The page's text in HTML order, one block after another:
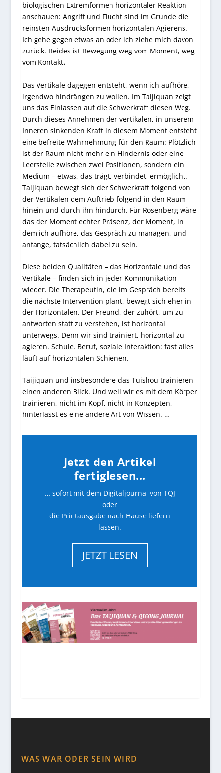
biologischen Extremformen horizontaler Reaktion
anschauen: Angriff und Flucht sind im Grunde die
reinsten Ausdrucksformen horizontalen Agierens.
Ich gehe gegen etwas an oder ich ziehe mich davon
zurück. Beides ist Bewegung weg vom Moment, weg
vom Kontakt.
Das Vertikale dagegen entsteht, wenn ich aufhöre,
irgendwo hindrängen zu wollen. Im Taijiquan zeigt
uns das Einlassen auf die Schwerkraft diesen Weg.
Durch dieses Annehmen der vertikalen, in unserem
Inneren sinkenden Kraft in diesem Moment entsteht
eine befreite Wahrnehmung für den Raum: Plötzlich
ist der Raum nicht mehr ein Hindernis oder eine
Leerstelle zwischen zwei Positionen, sondern ein
Medium – etwas, das trägt, verbindet, ermöglicht.
Taijiquan bewegt sich der Schwerkraft folgend von
der Vertikalen dem Auftrieb folgend in den Raum
hinein und durch ihn hindurch. Für Rosenberg wäre
das der Moment echter Präsenz, der Moment, in
dem ich aufhöre, das Gespräch zu managen, und
anfange, tatsächlich dabei zu sein.
Diese beiden Qualitäten – das Horizontale und das
Vertikale – finden sich in jeder Kommunikation
wieder. Die Therapeutin, die im Gespräch bereits
die nächste Intervention plant, bewegt sich eher in
der Horizontalen. Der Freund, der zuhört, um zu
antworten statt zu verstehen, ist horizontal
unterwegs. Denn wir sind trainiert, horizontal zu
agieren. Schule, Beruf, soziale Interaktion: fast alles
läuft auf horizontalen Schienen.
Taijiquan und insbesondere das Tuishou trainieren
einen anderen Blick. Und weil wir es mit dem Körper
trainieren, nicht im Kopf, nicht in Konzepten,
hinterlässt es eine andere Art von Wissen. …
Jetzt den Artikel
fertiglesen...
… sofort mit dem Digitaljournal von TQJ
oder
die Printausgabe nach Hause liefern
lassen.
JETZT LESEN
WAS WAR ODER SEIN WIRD